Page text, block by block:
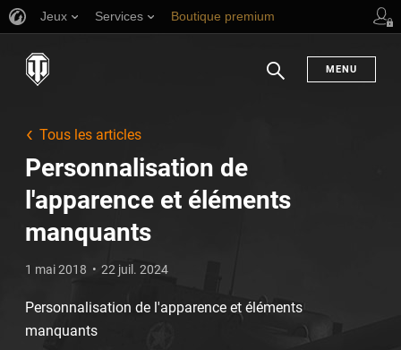
Jeux Services Boutique premium
Chercher
MENU
Tous les articles
Personnalisation de
l'apparence et éléments
manquants
1 mai 2018 22 juil. 2024
Personnalisation de l'apparence et éléments
manquants